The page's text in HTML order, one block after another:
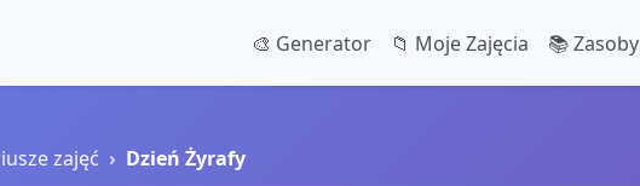
🎨 Generator 📁 Moje Zajęcia 📚 Zasoby
zajęć Dzień Żyrafy